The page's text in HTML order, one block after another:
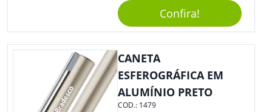
Sua Empresa Em Eventos,
Reuniões Corporativas Ou Até
Mesmo Para Presentear
Colaboradores E Parceiros De
Sua Empresa.
Confira!
CANETA
ESFEROGRÁFICA EM
ALUMÍNIO PRETO
COD.: 1479